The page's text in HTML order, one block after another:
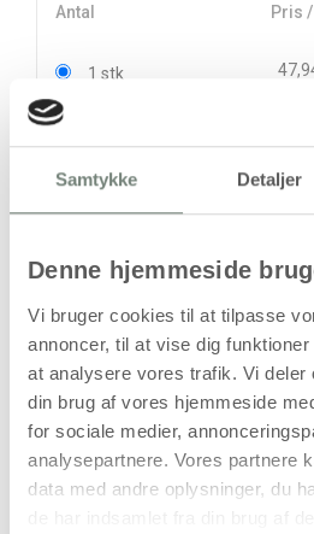
Samtykke Detaljer
Denne hjemmeside
Vi bruger cookies til at tilpasse
annoncer, til at vise dig
at analysere vores trafik. Vi deler
din brug af vores hjemmeside
for sociale medier,
analysepartnere. Vores partnere
data med andre oplysninger, du
Antal Pris
1 stk
Læg i
Din